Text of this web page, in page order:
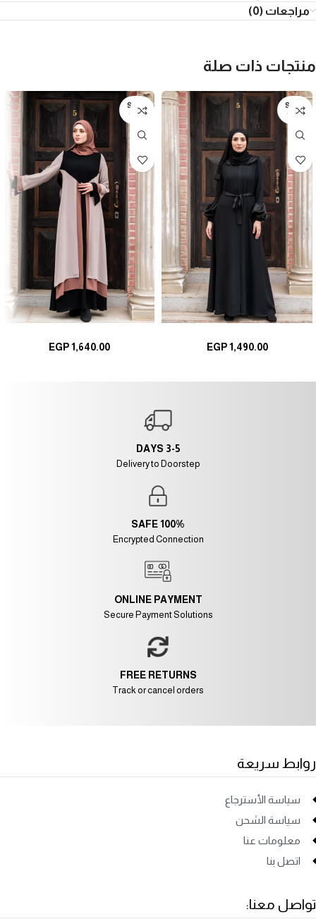
مراجعات (0)
منتجات ذات صلة
SOLD
OUT
EGP1,490.00
SOLD
OUT
EGP1,640.00
FREE RETURNS
Track or cancel orders
ONLINE PAYMENT
Secure Payment Solutions
100% SAFE
Encrypted Connection
3-5 DAYS
Delivery to Doorstep
روابط سريعة
سياسة الأسترجاع
سياسة الشحن
معلومات عنا
اتصل بنا
تواصل معنا: